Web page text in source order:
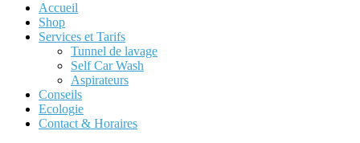
Accueil
Shop
Services et Tarifs
Tunnel de lavage
Self Car Wash
Aspirateurs
Conseils
Ecologie
Contact & Horaires